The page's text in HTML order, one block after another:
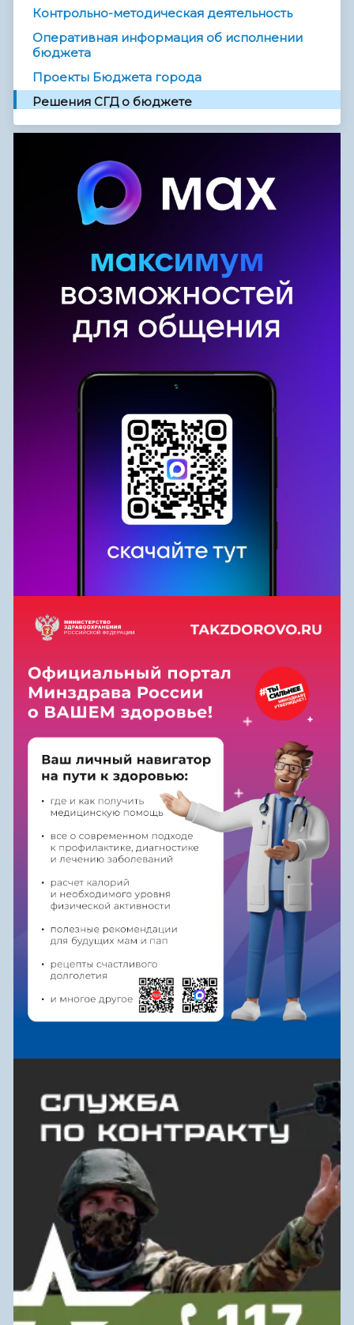
Контрольно-методическая деятельность
Оперативная информация об исполнении
бюджета
Проекты Бюджета города
Решения СГД о бюджете